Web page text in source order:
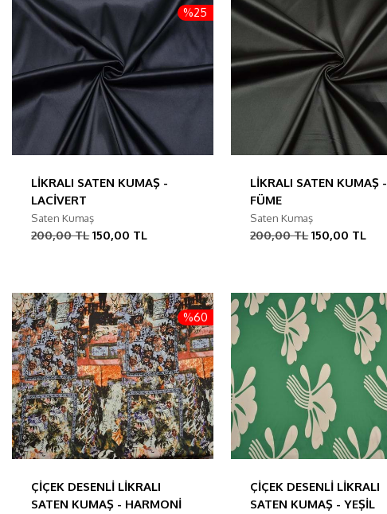
%25
LİKRALI SATEN KUMAŞ -
LACİVERT
Saten Kumaş
200,00 TL 150,00 TL
LİKRALI SATEN KUMAŞ -
FÜME
Saten Kumaş
200,00 TL 150,00 TL
%60
ÇİÇEK DESENLİ LİKRALI
SATEN KUMAŞ - HARMONİ
ÇİÇEK DESENLİ LİKRALI
SATEN KUMAŞ - YEŞİL